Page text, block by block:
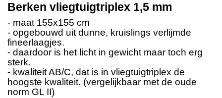
Berken vliegtuigtriplex 1,5 mm
- maat 155x155 cm
- opgebouwd uit dunne, kruislings verlijmde
fineerlaagjes.
- daardoor is het licht in gewicht maar toch erg
sterk.
- kwaliteit AB/C, dat is in vliegtuigtriplex de
hoogste kwaliteit. (vergelijkbaar met de oude
norm GL II)